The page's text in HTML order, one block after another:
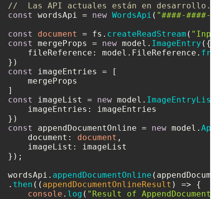
//  Las API actuales están en desarrollo.
const
wordsApi = new WordsApi ( "####-####-
const
document = fs. createReadStream (
const
mergeProps = new model. ImageEntry ({
fileReference : model. FileReference .
const
imageEntries = [
    mergeProps
const
imageList = new model. ImageEntryList
imageEntries : imageEntries
const
appendDocumentOnline = new model.
document : document ,
imageList : imageList
});
wordsApi. appendDocumentOnline
. then ( ( appendDocumentOnlineResult ) => {
console . log ( "Result of